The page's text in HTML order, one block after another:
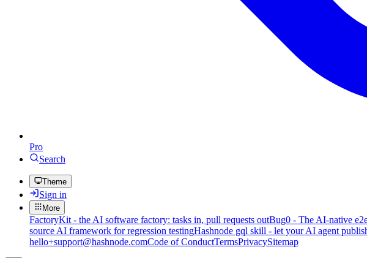
Pro
Search
Theme
Sign in
More
FactoryKit - the AI software factory: tasks in, pull requests outBug0 - The AI-native
source AI framework for regression testingHashnode gql skill - let your AI agent
hello+support@hashnode.comCode of ConductTermsPrivacySitemap